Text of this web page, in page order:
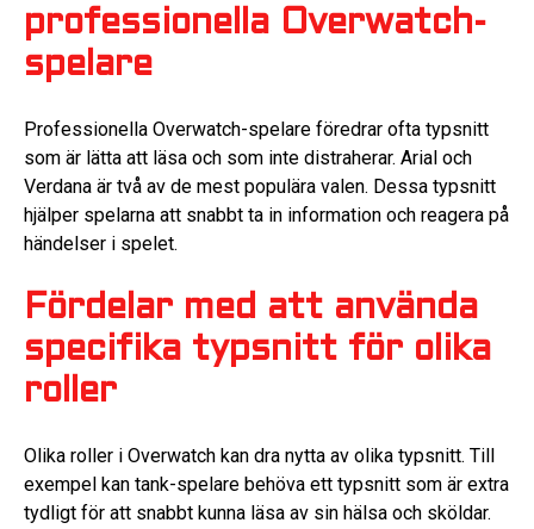
professionella Overwatch-
spelare
Professionella Overwatch-spelare föredrar ofta typsnitt
som är lätta att läsa och som inte distraherar. Arial och
Verdana är två av de mest populära valen. Dessa typsnitt
hjälper spelarna att snabbt ta in information och reagera på
händelser i spelet.
Fördelar med att använda
specifika typsnitt för olika
roller
Olika roller i Overwatch kan dra nytta av olika typsnitt. Till
exempel kan tank-spelare behöva ett typsnitt som är extra
tydligt för att snabbt kunna läsa av sin hälsa och sköldar.